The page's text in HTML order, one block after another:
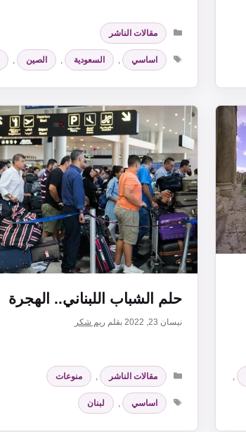
التصنيفات
مقالات الناشر
الوسوم
اساسي السعودية الصين
حلم الشباب اللبناني.. الهجرة
نيسان 23, 2022 بقلم ريم شكر
التصنيفات
مقالات الناشر
منوعات
الوسوم
اساسي لبنان